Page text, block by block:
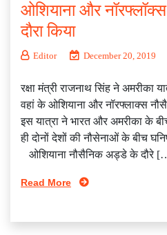
ओशियाना और
दौरा किया
Editor December 20, 2019
रक्षा मंत्री राजनाथ सिंह ने अमरीका
वहां के ओशियाना और नॉरफ्लाक्‍स
इस यात्रा ने भारत और अमरीका के
ही दोनों देशों की नौसेनाओं के बीच
ओशियाना नौसैनिक अड्डे के दौरे
Read More